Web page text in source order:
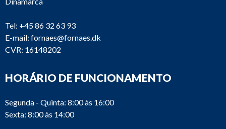
Tel: +45 86 32 63 93
E-mail: fornaes@fornaes.dk
CVR: 16148202
HORÁRIO DE FUNCIONAMENTO
Segunda - Quinta: 8:00 às 16:00
Sexta: 8:00 às 14:00